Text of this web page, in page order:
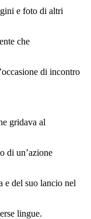
e foto di altri
che
di incontro
gridava al
di un’azione
e del suo lancio nel
lingue.